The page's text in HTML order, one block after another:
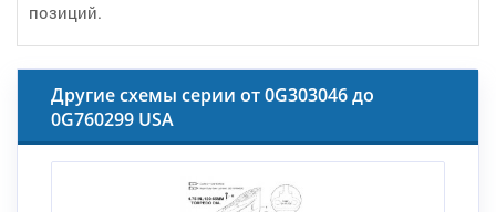
позиций.
Другие схемы серии от 0G303046 до
0G760299 USA